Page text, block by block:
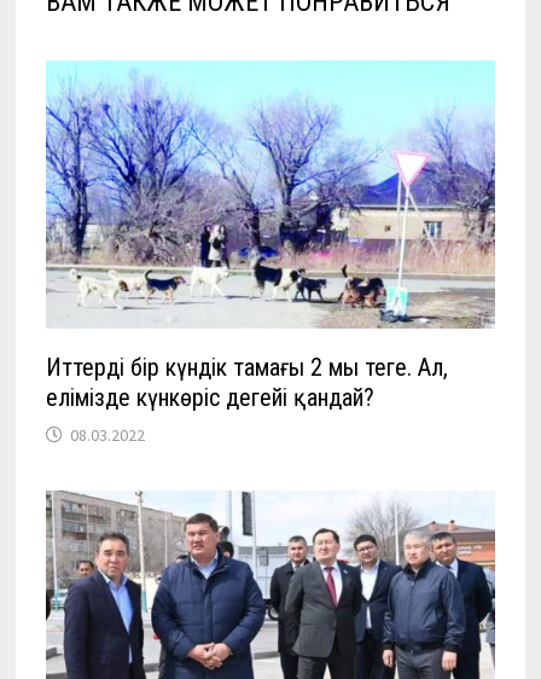
Иттердің бір күндік тамағы 2 мың теңге. Ал,
елімізде күнкөріс деңгейі қандай?
08.03.2022